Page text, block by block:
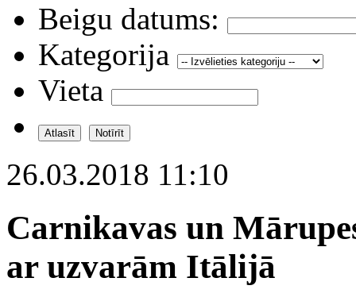
Beigu datums:
Kategorija
Vieta
26.03.2018 11:10
Carnikavas un
ar uzvarām Itālijā